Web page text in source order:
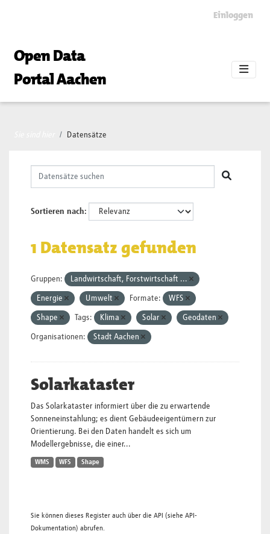
Einloggen
Open Data
Portal Aachen
Datensätze
Sortieren nach
1 Datensatz gefunden
Gruppen: Landwirtschaft, Forstwirtschaft ...
Energie Umwelt Formate: WFS
Shape Tags: Klima Solar Geodaten
Organisationen: Stadt Aachen
Solarkataster
Das Solarkataster informiert über die zu erwartende
Sonneneinstahlung; es dient Gebäudeeigentümern zur
Orientierung. Bei den Daten handelt es sich um
Modellergebnisse, die einer...
WMS WFS Shape
Sie können dieses Register auch über die API (siehe API-
Dokumentation) abrufen.